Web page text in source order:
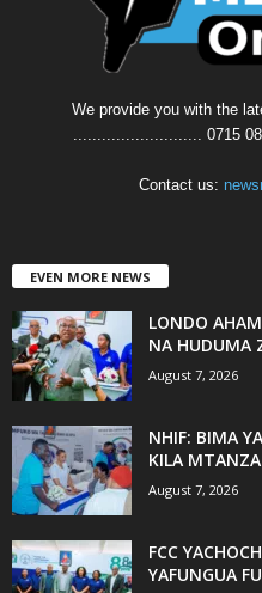
We provide you with the
........................... 0715
Contact us:
EVEN MORE NEWS
LONDO
NA HUDUMA
August 7, 2026
NHIF: BIMA
KILA
August 7, 2026
FCC
YAFUNGUA